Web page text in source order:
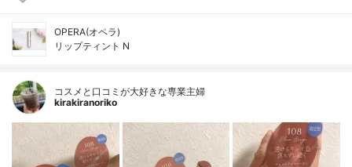
OPERA(オペラ)
リップティント N
コスメと口コミが大好きな専業主婦
kirakiranoriko